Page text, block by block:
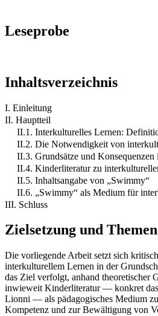
Leseprobe
Inhaltsverzeichnis
I. Einleitung
II. Hauptteil
II.1. Interkulturelles Lernen:
II.2. Die Notwendigkeit von
II.3. Grundsätze und
II.4. Kinderliteratur zu
II.5. Inhaltsangabe von „Swimmy“
II.6. „Swimmy“ als Medium für
III. Schluss
Zielsetzung und
Die vorliegende Arbeit setzt sich
interkulturellem Lernen in der
das Ziel verfolgt, anhand theoretischer
inwieweit Kinderliteratur — konkret
Lionni — als pädagogisches Medium
Kompetenz und zur Bewältigung von